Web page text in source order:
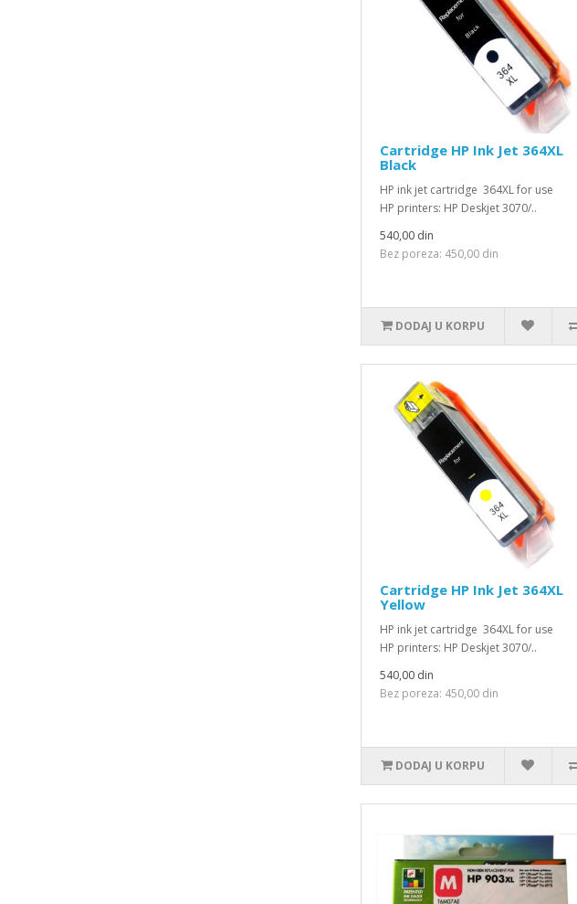
Cartridge HP Ink Jet 364XL
Black
HP ink jet cartridge 364XL for use
HP printers: HP Deskjet 3070/..
540,00 din
Bez poreza: 450,00 din
DODAJ U KORPU
Cartridge HP Ink Jet 364XL
Yellow
HP ink jet cartridge 364XL for use
HP printers: HP Deskjet 3070/..
540,00 din
Bez poreza: 450,00 din
DODAJ U KORPU